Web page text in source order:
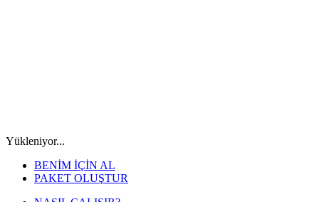
Yükleniyor...
BENİM İÇİN AL
PAKET OLUŞTUR